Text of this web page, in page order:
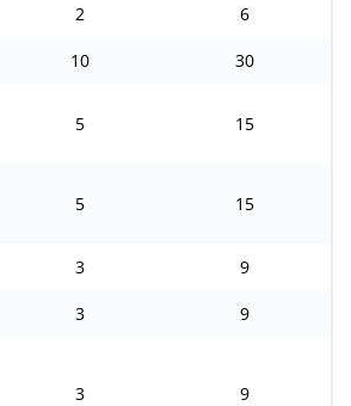
2 6
10 30
5 15
5 15
3 9
3 9
3 9